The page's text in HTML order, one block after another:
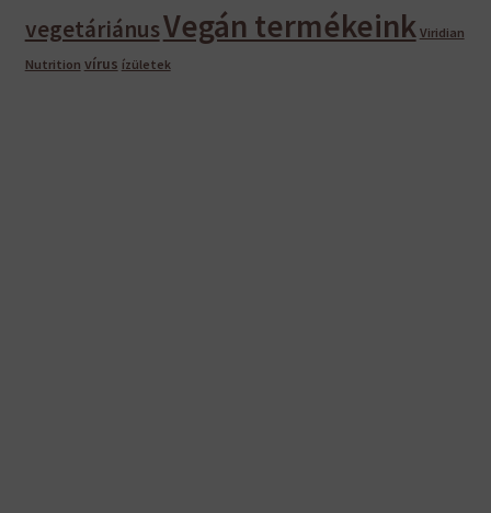
vegetáriánusVegán termékeink Viridian
Nutrition vírus ízületek